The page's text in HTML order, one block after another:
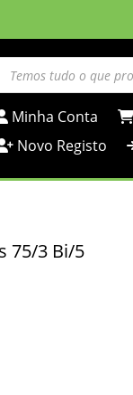
search
Minha Conta
Novo Registo
75/3 Bi/5